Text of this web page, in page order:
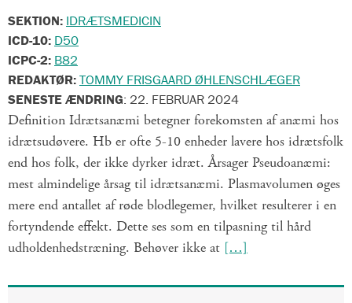
SEKTION: IDRÆTSMEDICIN
ICD-10: D50
ICPC-2: B82
REDAKTØR:TOMMY FRISGAARD ØHLENSCHLÆGER
SENESTE ÆNDRING: 22. FEBRUAR 2024
Definition Idrætsanæmi betegner forekomsten af anæmi hos
idrætsudøvere. Hb er ofte 5-10 enheder lavere hos idrætsfolk
end hos folk, der ikke dyrker idræt. Årsager Pseudoanæmi:
mest almindelige årsag til idrætsanæmi. Plasmavolumen øges
mere end antallet af røde blodlegemer, hvilket resulterer i en
fortyndende effekt. Dette ses som en tilpasning til hård
udholdenhedstræning. Behøver ikke at […]